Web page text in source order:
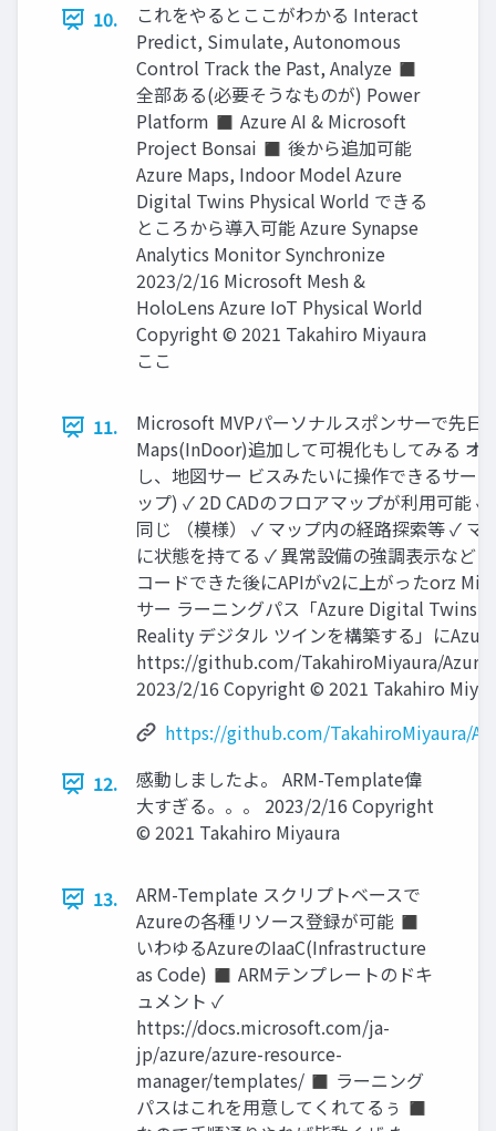
10.
これをやるとここがわかる Interact
Predict, Simulate, Autonomous
Control Track the Past, Analyze ◼
全部ある(必要そうなものが) Power
Platform ◼ Azure AI & Microsoft
Project Bonsai ◼ 後から追加可能
Azure Maps, Indoor Model Azure
Digital Twins Physical World できる
ところから導入可能 Azure Synapse
Analytics Monitor Synchronize
2023/2/16 Microsoft Mesh &
HoloLens Azure IoT Physical World
Copyright © 2021 Takahiro Miyaura
ここ
11.
Microsoft MVPパーソナルスポンサーで先日
Maps(InDoor)追加して可視化もしてみる オ
し、地図サー ビスみたいに操作できるサ
ップ) ✓ 2D CADのフロアマップが利用可能
同じ （模様） ✓ マップ内の経路探索等 ✓ マ
に状態を持てる ✓ 異常設備の強調表示など
コードできた後にAPIがv2に上がったorz
サー ラーニングパス「Azure Digital Twins
Reality デジタル ツインを構築する」に
https://github.com/TakahiroMiyaura/
2023/2/16 Copyright © 2021 Takahiro
https://github.com/TakahiroMiyaura/
12.
感動しましたよ。 ARM-Template偉
大すぎる。。。 2023/2/16 Copyright
© 2021 Takahiro Miyaura
13.
ARM-Template スクリプトベースで
Azureの各種リソース登録が可能 ◼
いわゆるAzureのIaaC(Infrastructure
as Code) ◼ ARMテンプレートのドキ
ュメント ✓
https://docs.microsoft.com/ja-
jp/azure/azure-resource-
manager/templates/ ◼ ラーニング
パスはこれを用意してくれてるぅ ◼